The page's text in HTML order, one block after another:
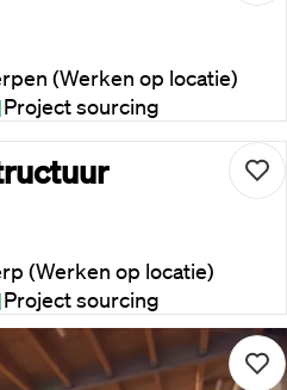
van cookies
(Werken op locatie)
Project sourcing
(Werken op locatie)
Project sourcing